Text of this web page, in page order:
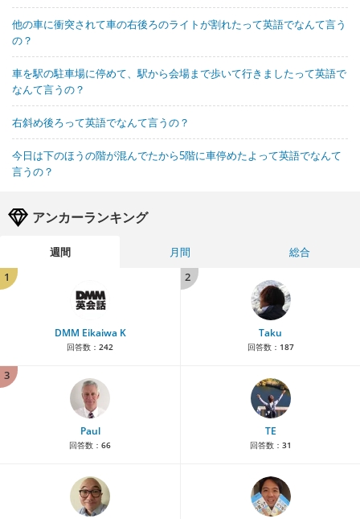
他の車に衝突されて車の右後ろのライトが割れたって英語でなんて言う
の？
車を駅の駐車場に停めて、駅から会場まで歩いて行きましたって英語で
なんて言うの？
右斜め後ろって英語でなんて言うの？
今日は下のほうの階が混んでたから5階に車停めたよって英語でなんて
言うの？
アンカーランキング
週間 月間
総合
1
DMM Eikaiwa K
回答数： 242
2
Taku
回答数： 187
3
Paul
回答数： 66
TE
回答数： 31